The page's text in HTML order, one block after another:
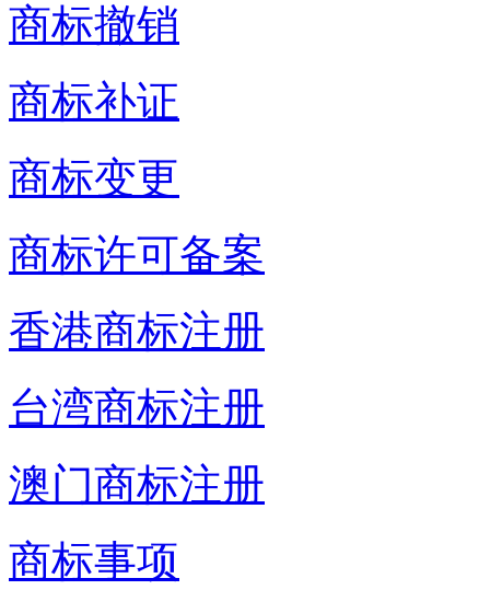
商标撤销
商标补证
商标变更
商标许可备案
香港商标注册
台湾商标注册
澳门商标注册
商标事项